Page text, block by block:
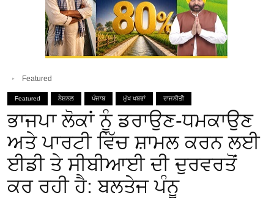
Featured
Featured ਨੈਸ਼ਨਲ ਪੰਜਾਬ ਮੁੱਖ ਖਬਰਾਂ ਰਾਜਨੀਤੀ
ਭਾਜਪਾ ਲੋਕਾਂ ਨੂੰ ਡਰਾਉਣ-ਧਮਕਾਉਣ
ਅਤੇ ਪਾਰਟੀ ਵਿੱਚ ਸ਼ਾਮਲ ਕਰਨ ਲਈ
ਈਡੀ ਤੇ ਸੀਬੀਆਈ ਦੀ ਦੁਰਵਰਤੋਂ
ਕਰ ਰਹੀ ਹੈ: ਬਲਤੇਜ ਪੰਨੂ